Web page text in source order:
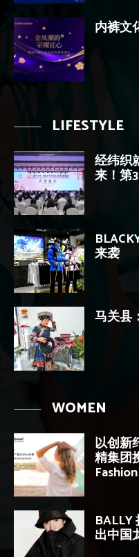
内裤文
LIFESTYLE
经纬织
来！第
来袭
马关县
WOMEN
以创新
精集团
BALLY
出中国